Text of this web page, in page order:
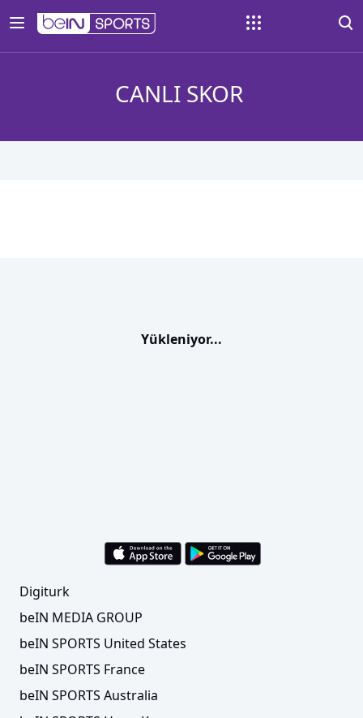
CANLI SKOR
Yükleniyor...
Digiturk
beIN MEDIA GROUP
beIN SPORTS United States
beIN SPORTS France
beIN SPORTS Australia